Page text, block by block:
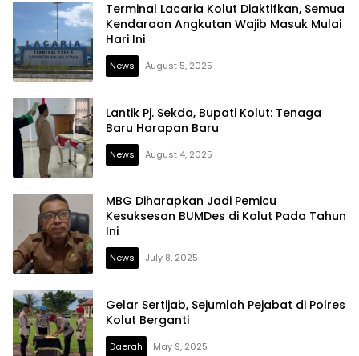
Terminal Lacaria Kolut Diaktifkan, Semua
Kendaraan Angkutan Wajib Masuk Mulai
Hari Ini
News August 5, 2025
Lantik Pj. Sekda, Bupati Kolut: Tenaga
Baru Harapan Baru
News August 4, 2025
MBG Diharapkan Jadi Pemicu
Kesuksesan BUMDes di Kolut Pada Tahun
Ini
News July 8, 2025
Gelar Sertijab, Sejumlah Pejabat di Polres
Kolut Berganti
Daerah May 9, 2025